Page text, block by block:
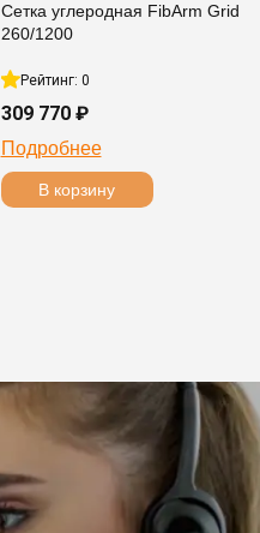
Сетка углеродная FibArm Grid
260/1200
Рейтинг: 0
309 770 ₽
Подробнее
В корзину